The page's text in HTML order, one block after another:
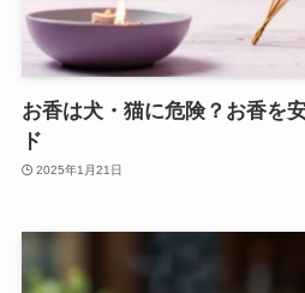
お香は犬・猫に危険？お香を
ド
2025年1月21日